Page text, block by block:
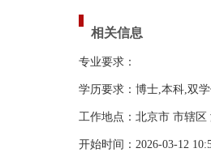
相关信息
专业要求：
学历要求：博士,本科,双
工作地点：北京市 市辖区
开始时间：2026-03-12